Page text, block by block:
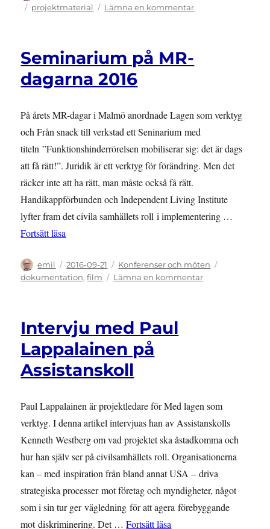
den
Etiketter
projektmaterial Lämna en kommentartill
–
processföring
Seminarium på MR-
dagarna 2016
På årets MR-dagar i Malmö anordnade Lagen som verktyg
och Från snack till verkstad ett Seninarium med
titeln ”Funktionshinderrörelsen mobiliserar sig: det är dags
att få rätt!”. Juridik är ett verktyg för förändring. Men det
räcker inte att ha rätt, man måste också få rätt.
Handikappförbunden och Independent Living Institute
lyfter fram det civila samhällets roll i implementering …
Fortsätt läsa
Författare
emil
Publicerat
den
2016-09-21 Kategorier
Konferenser och möten
dokumentation,film Lämna en kommentartill
Intervju med Paul
Lappalainen på
Assistanskoll
Paul Lappalainen är projektledare för Med lagen som
verktyg. I denna artikel intervjuas han av Assistanskolls
Kenneth Westberg om vad projektet ska åstadkomma och
hur han själv ser på civilsamhällets roll. Organisationerna
kan – med inspiration från bland annat USA – driva
strategiska processer mot företag och myndigheter, något
som i sin tur ger vägledning för att agera förebyggande
mot diskriminering. Det …Fortsätt läsa